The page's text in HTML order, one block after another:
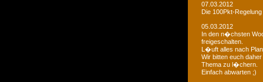
07.03.2012
Die 100Pkt-
05.03.2012
In den n�chsten
freigeschalten.
L�uft alles nach
Wir bitten euch
Thema zu l�chern.
Einfach abwarten ;)